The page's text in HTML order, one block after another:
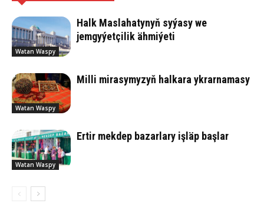
Watan Waspy
Halk Maslahatynyň syýasy we
jemgyýetçilik ähmiýeti
Watan Waspy
Milli mirasymyzyň halkara ykrarnamasy
Watan Waspy
Ertir mekdep bazarlary işläp başlar